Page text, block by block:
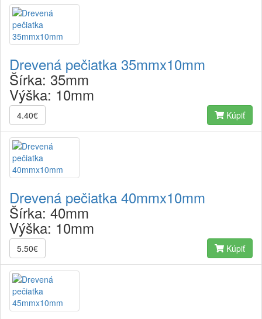
Drevená pečiatka 35mmx10mm
Šírka: 35mm
Výška: 10mm
4.40€ Kúpiť
Drevená pečiatka 40mmx10mm
Šírka: 40mm
Výška: 10mm
5.50€ Kúpiť